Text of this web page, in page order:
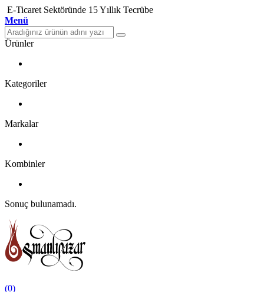
E-Ticaret Sektöründe 15 Yıllık Tecrübe
Menü
Ürünler
Kategoriler
Markalar
Kombinler
Sonuç bulunamadı.
(0)